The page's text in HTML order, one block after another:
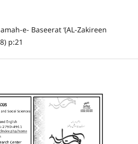
e- Baseerat ‘(AL-Zakireen
p:21